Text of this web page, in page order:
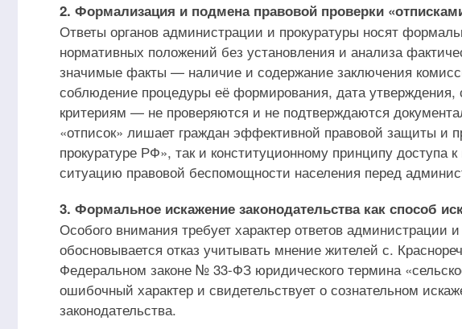
2. Формализация и подмена правовой проверки
Ответы органов администрации и прокуратуры носят
нормативных положений без установления и анализа
значимые факты — наличие и содержание заключения
соблюдение процедуры её формирования, дата утверждения,
критериям — не проверяются и не подтверждаются
«отписок» лишает граждан эффективной правовой защиты и
прокуратуре РФ», так и конституционному принципу доступа
ситуацию правовой беспомощности населения перед
3. Формальное искажение законодательства как способ
Особого внимания требует характер ответов администрации
обосновывается отказ учитывать мнение жителей с.
Федеральном законе № 33-ФЗ юридического термина
ошибочный характер и свидетельствует о сознательном
законодательства.